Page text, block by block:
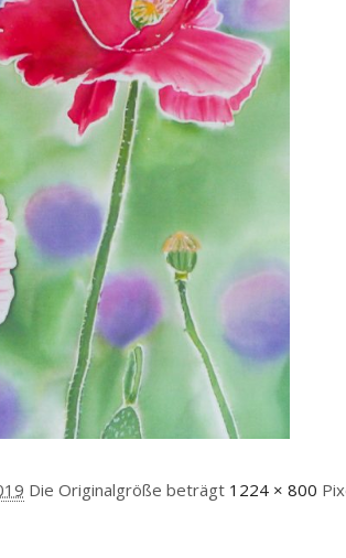
Die Originalgröße beträgt 1224 × 800